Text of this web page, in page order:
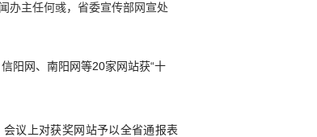
办主任何彧，省委宣传部网宣处
阳网、南阳网等20家网站获“十
议上对获奖网站予以全省通报表